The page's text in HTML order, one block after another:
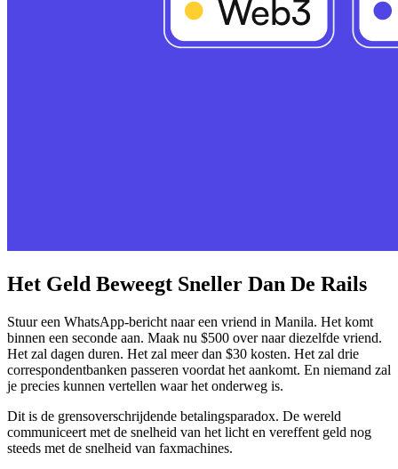
Het Geld Beweegt Sneller Dan De Rails
Stuur een WhatsApp-bericht naar een vriend in Manila. Het komt
binnen een seconde aan. Maak nu $500 over naar diezelfde vriend.
Het zal dagen duren. Het zal meer dan $30 kosten. Het zal drie
correspondentbanken passeren voordat het aankomt. En niemand zal
je precies kunnen vertellen waar het onderweg is.
Dit is de grensoverschrijdende betalingsparadox. De wereld
communiceert met de snelheid van het licht en vereffent geld nog
steeds met de snelheid van faxmachines.